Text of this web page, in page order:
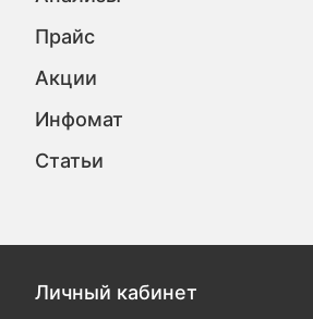
Прайс
Акции
Инфомат
Статьи
Личный кабинет